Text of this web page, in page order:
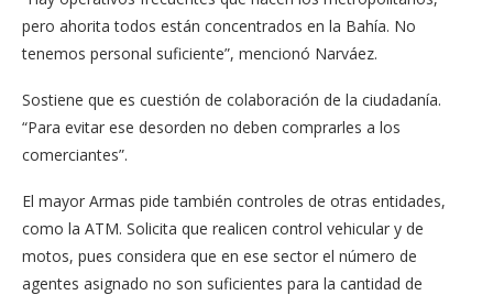
pero ahorita todos están concentrados en la Bahía. No
tenemos personal suficiente”, mencionó Narváez.
Sostiene que es cuestión de colaboración de la ciudadanía.
“Para evitar ese desorden no deben comprarles a los
comerciantes”.
El mayor Armas pide también controles de otras entidades,
como la ATM. Solicita que realicen control vehicular y de
motos, pues considera que en ese sector el número de
agentes asignado no son suficientes para la cantidad de